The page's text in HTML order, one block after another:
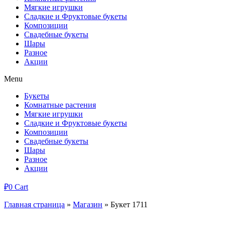
Мягкие игрушки
Сладкие и Фруктовые букеты
Композиции
Свадебные букеты
Шары
Разное
Акции
Menu
Букеты
Комнатные растения
Мягкие игрушки
Сладкие и Фруктовые букеты
Композиции
Свадебные букеты
Шары
Разное
Акции
₽0 Cart
Главная страница » Магазин » Букет 1711